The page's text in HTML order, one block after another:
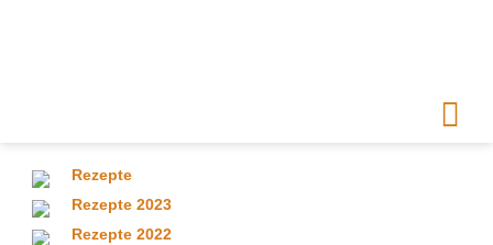
Rezepte
Rezepte 2023
Rezepte 2022